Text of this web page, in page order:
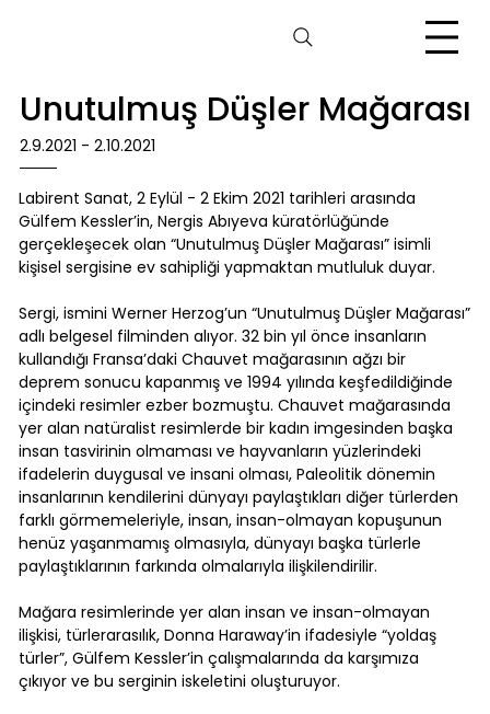
Unutulmuş Düşler Mağarası
2.9.2021 - 2.10.2021
Labirent Sanat, 2 Eylül - 2 Ekim 2021 tarihleri arasında
Gülfem Kessler’in, Nergis Abıyeva küratörlüğünde
gerçekleşecek olan “Unutulmuş Düşler Mağarası” isimli
kişisel sergisine ev sahipliği yapmaktan mutluluk duyar.
Sergi, ismini Werner Herzog’un “Unutulmuş Düşler Mağarası”
adlı belgesel filminden alıyor. 32 bin yıl önce insanların
kullandığı Fransa’daki Chauvet mağarasının ağzı bir
deprem sonucu kapanmış ve 1994 yılında keşfedildiğinde
içindeki resimler ezber bozmuştu. Chauvet mağarasında
yer alan natüralist resimlerde bir kadın imgesinden başka
insan tasvirinin olmaması ve hayvanların yüzlerindeki
ifadelerin duygusal ve insani olması, Paleolitik dönemin
insanlarının kendilerini dünyayı paylaştıkları diğer türlerden
farklı görmemeleriyle, insan, insan-olmayan kopuşunun
henüz yaşanmamış olmasıyla, dünyayı başka türlerle
paylaştıklarının farkında olmalarıyla ilişkilendirilir.
Mağara resimlerinde yer alan insan ve insan-olmayan
ilişkisi, türlerarasılık, Donna Haraway’in ifadesiyle “yoldaş
türler”, Gülfem Kessler’in çalışmalarında da karşımıza
çıkıyor ve bu serginin iskeletini oluşturuyor.